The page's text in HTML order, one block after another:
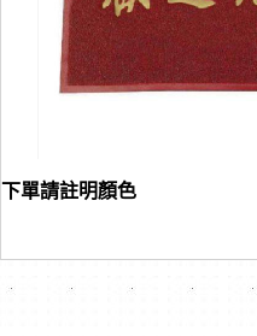
下單請註明顏色